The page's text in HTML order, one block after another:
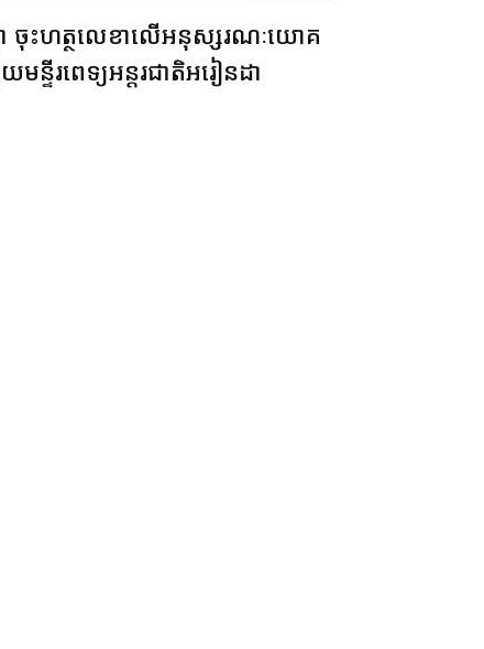
ា​ ចុះហត្ថលេខា​លើ​អនុស្ស​រណៈ​យោគ​
ន្ទីរ​ពេទ្យ​អ​ន្តរជាតិអរៀន​ដា